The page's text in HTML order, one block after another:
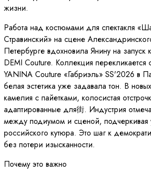
жизни.
Работа над костюмами для спектакля
Стравинский» на сцене
Петербурге вдохновила Янину на запуск
DEMI Couture. Коллекция
YANINA Couture «Габриэль» SS'2026 в
белая эстетика уже задавала тон. В
камелия с пайетками, колосистая
адаптированные для街. Индустрия
между подиумом и сценой, подчеркивая
российского кутюра. Это шаг к
без потери изысканности.
Почему это важно